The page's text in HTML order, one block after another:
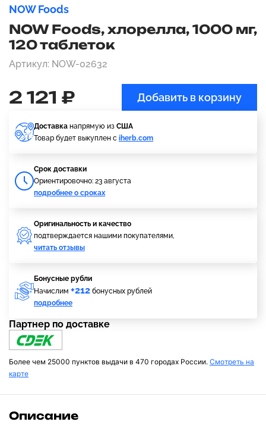
NOW Foods
NOW Foods, хлорелла, 1000 мг,
120 таблеток
Артикул: NOW-02632
2 121 ₽ Добавить в корзину
Доставка напрямую из США
Товар будет выкуплен с iherb.com
Cрок доставки
Ориентировочно: 23 августа
подробнее о сроках
Оригинальность и качество
подтверждается нашими покупателями,
читать отзывы
Бонусные рубли
Начислим +212 бонусных рублей
подробнее
Партнер по доставке
Более чем 25000 пунктов выдачи в 470 городах России. Смотреть на
карте
Описание